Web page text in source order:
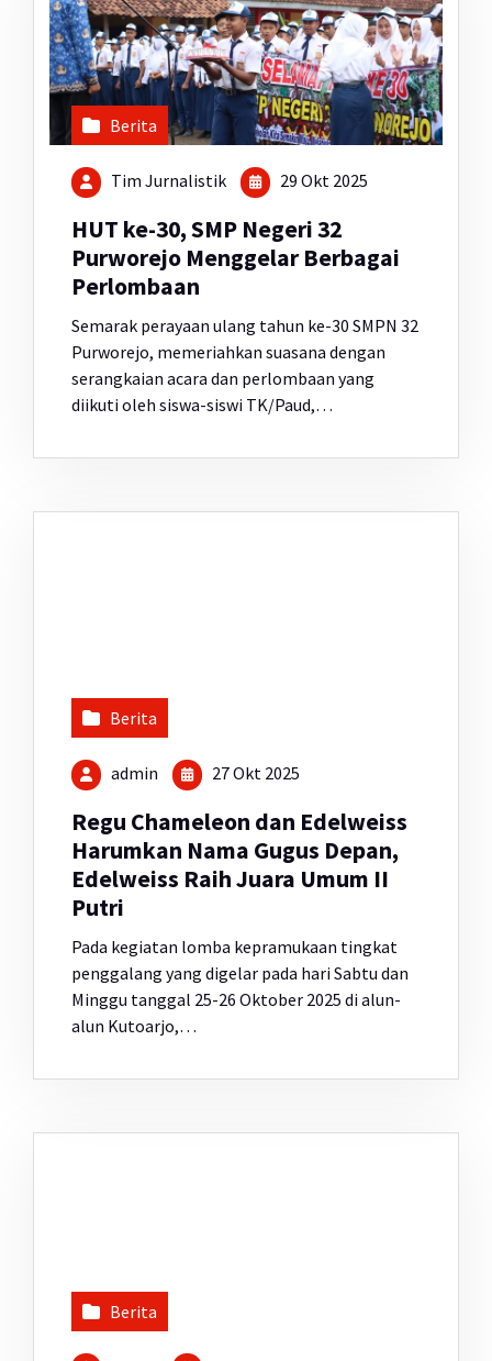
Berita
Tim Jurnalistik 29 Okt 2025
HUT ke-30, SMP Negeri 32
Purworejo Menggelar Berbagai
Perlombaan
Semarak perayaan ulang tahun ke-30 SMPN 32
Purworejo, memeriahkan suasana dengan
serangkaian acara dan perlombaan yang
diikuti oleh siswa-siswi TK/Paud,…
Berita
admin 27 Okt 2025
Regu Chameleon dan Edelweiss
Harumkan Nama Gugus Depan,
Edelweiss Raih Juara Umum II
Putri
Pada kegiatan lomba kepramukaan tingkat
penggalang yang digelar pada hari Sabtu dan
Minggu tanggal 25-26 Oktober 2025 di alun-
alun Kutoarjo,…
Berita